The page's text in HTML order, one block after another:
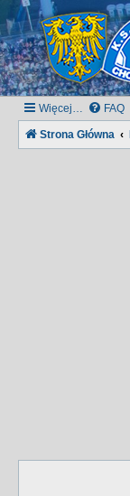
Więcej… FAQ
Strona Główna